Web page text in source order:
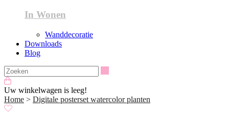
In Wonen
Wanddecoratie
Downloads
Blog
Uw winkelwagen is leeg!
Home > Digitale posterset watercolor planten